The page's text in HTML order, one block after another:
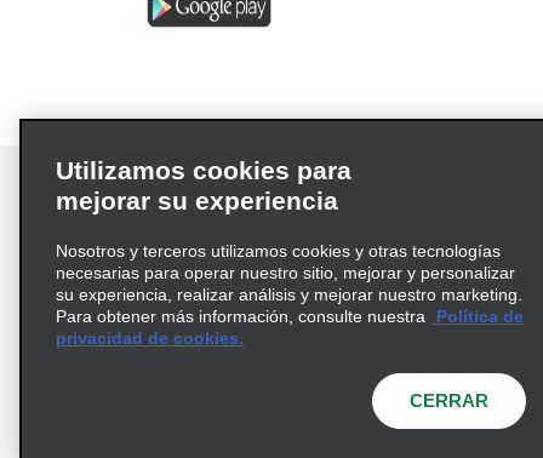
Términos de uso
Política de privacidad
Política de cookies
Información de Salud del Consumidor
© 2026 Enterprise Holdings, Inc. Todos los derechos
Utilizamos cookies para
mejorar su experiencia
Nosotros y terceros utilizamos cookies y otras tecnologías
necesarias para operar nuestro sitio, mejorar y personalizar
su experiencia, realizar análisis y mejorar nuestro marketing.
Para obtener más información, consulte nuestra
Política de
privacidad de cookies.
CERRAR